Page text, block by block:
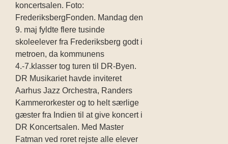
koncertsalen. Foto:
FrederiksbergFonden. Mandag den
9. maj fyldte flere tusinde
skoleelever fra Frederiksberg godt i
metroen, da kommunens
4.-7.klasser tog turen til DR-Byen.
DR Musikariet havde inviteret
Aarhus Jazz Orchestra, Randers
Kammerorkester og to helt særlige
gæster fra Indien til at give koncert i
DR Koncertsalen. Med Master
Fatman ved roret rejste alle elever